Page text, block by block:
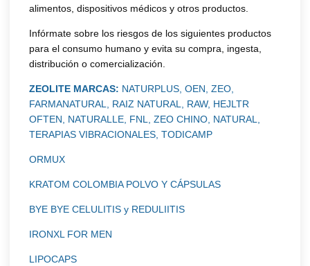
alimentos, dispositivos médicos y otros productos.
Infórmate sobre los riesgos de los siguientes productos
para el consumo humano y evita su compra, ingesta,
distribución o comercialización.
ZEOLITE MARCAS: NATURPLUS, OEN, ZEO,
FARMANATURAL, RAIZ NATURAL, RAW, HEJLTR
OFTEN, NATURALLE, FNL, ZEO CHINO, NATURAL,
TERAPIAS VIBRACIONALES, TODICAMP
ORMUX
KRATOM COLOMBIA POLVO Y CÁPSULAS
BYE BYE CELULITIS y REDULIITIS
IRONXL FOR MEN
LIPOCAPS